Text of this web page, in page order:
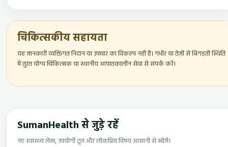
चिकित्सकीय सहायता
यह जानकारी व्यक्तिगत निदान या उपचार का विकल्प नहीं है। गंभीर या तेज़ी से बिगड़ती स्थिति
में तुरंत योग्य चिकित्सक या स्थानीय आपातकालीन सेवा से संपर्क करें।
SumanHealth से जुड़े रहें
नए स्वास्थ्य लेख, उपयोगी टूल और लोकप्रिय विषय आसानी से खोजें।